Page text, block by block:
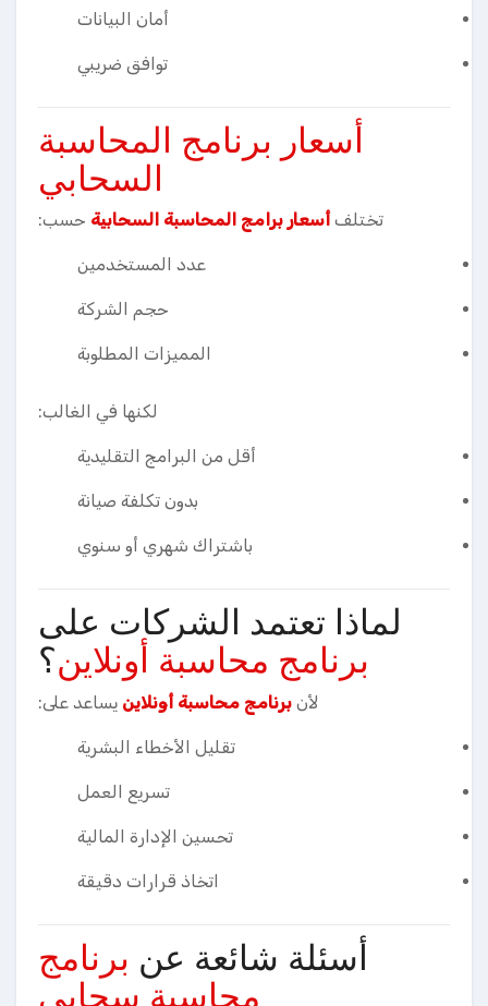
أمان البيانات
توافق ضريبي
أسعار برنامج المحاسبة
السحابي
تختلف أسعار برامج المحاسبة السحابية حسب:
عدد المستخدمين
حجم الشركة
المميزات المطلوبة
لكنها في الغالب:
أقل من البرامج التقليدية
بدون تكلفة صيانة
باشتراك شهري أو سنوي
لماذا تعتمد الشركات على
برنامج محاسبة أونلاين؟
لأن برنامج محاسبة أونلاين يساعد على:
تقليل الأخطاء البشرية
تسريع العمل
تحسين الإدارة المالية
اتخاذ قرارات دقيقة
أسئلة شائعة عن برنامج
محاسبة سحابي